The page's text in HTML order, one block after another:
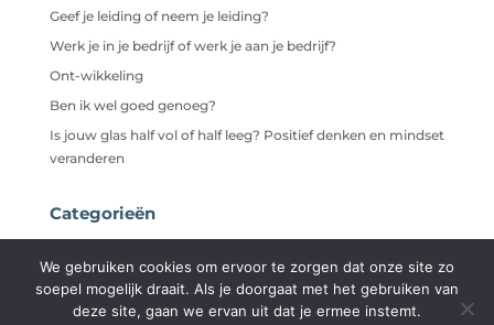
Geef je leiding of neem je leiding?
Werk je in je bedrijf of werk je aan je bedrijf?
Ont-wikkeling
Ben ik wel goed genoeg?
Is jouw glas half vol of half leeg? Positief denken en mindset
veranderen
Categorieën
We gebruiken cookies om ervoor te zorgen dat onze site zo
soepel mogelijk draait. Als je doorgaat met het gebruiken van
deze site, gaan we ervan uit dat je ermee instemt.